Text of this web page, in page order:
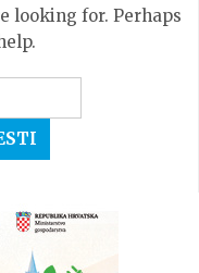
looking for. Perhaps